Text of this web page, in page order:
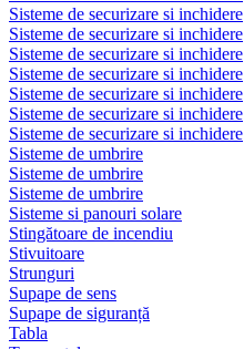
Sisteme de securizare si inchidere
Sisteme de securizare si inchidere
Sisteme de securizare si inchidere
Sisteme de securizare si inchidere
Sisteme de securizare si inchidere
Sisteme de securizare si inchidere
Sisteme de securizare si inchidere
Sisteme de umbrire
Sisteme de umbrire
Sisteme de umbrire
Sisteme si panouri solare
Stingătoare de incendiu
Stivuitoare
Strunguri
Supape de sens
Supape de siguranță
Tabla